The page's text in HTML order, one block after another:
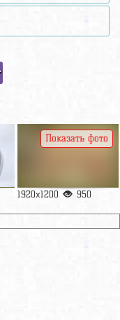
1920x1200 950
Показать фото